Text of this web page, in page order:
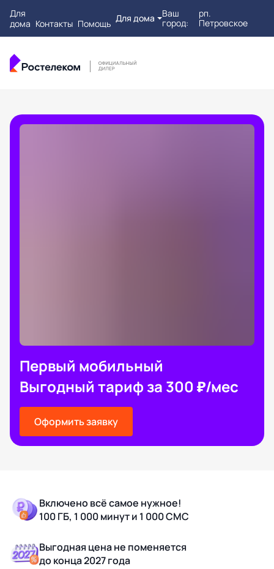
Для
дома Контакты Помощь Для дома
Ваш
город:
рп.
Петровское
Первый мобильный
Выгодный тариф за 300 ₽/мес
Оформить заявку
Включено всё самое нужное!
100 ГБ, 1 000 минут и 1 000 СМС
Выгодная цена не поменяется
до конца 2027 года